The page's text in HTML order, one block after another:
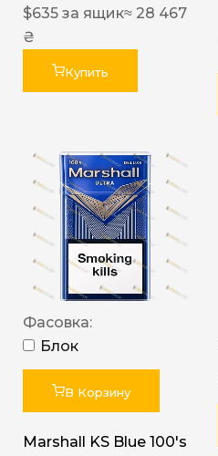
$635 за ящик≈ 28 467
₴
Купить
Фасовка:
Блок
В Корзину
Marshall KS Blue 100's